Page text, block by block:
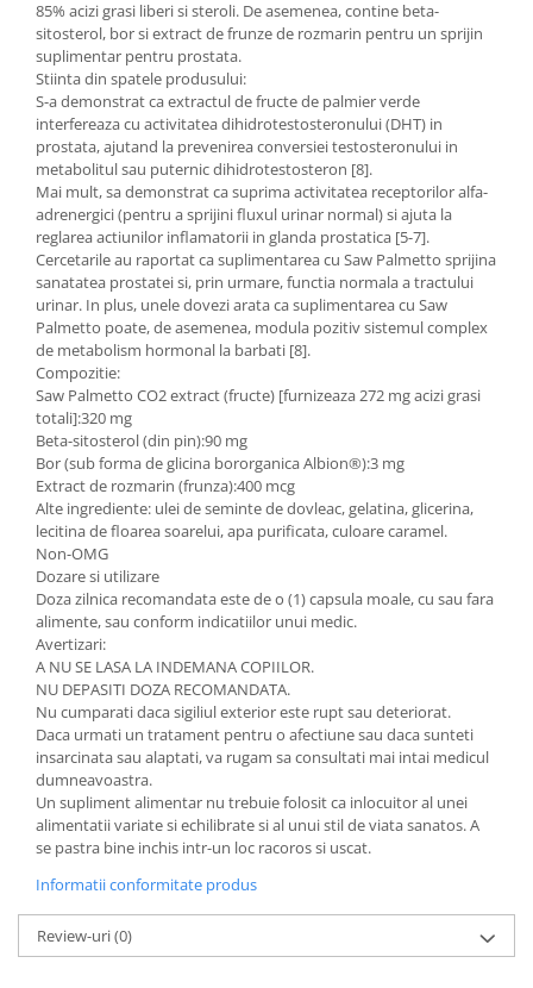
85% acizi grasi liberi si steroli. De asemenea, contine beta-
sitosterol, bor si extract de frunze de rozmarin pentru un sprijin
suplimentar pentru prostata.
Stiinta din spatele produsului:
S-a demonstrat ca extractul de fructe de palmier verde
interfereaza cu activitatea dihidrotestosteronului (DHT) in
prostata, ajutand la prevenirea conversiei testosteronului in
metabolitul sau puternic dihidrotestosteron [8].
Mai mult, sa demonstrat ca suprima activitatea receptorilor alfa-
adrenergici (pentru a sprijini fluxul urinar normal) si ajuta la
reglarea actiunilor inflamatorii in glanda prostatica [5-7].
Cercetarile au raportat ca suplimentarea cu Saw Palmetto sprijina
sanatatea prostatei si, prin urmare, functia normala a tractului
urinar. In plus, unele dovezi arata ca suplimentarea cu Saw
Palmetto poate, de asemenea, modula pozitiv sistemul complex
de metabolism hormonal la barbati [8].
Compozitie:
Saw Palmetto CO2 extract (fructe) [furnizeaza 272 mg acizi grasi
totali]:320 mg
Beta-sitosterol (din pin):90 mg
Bor (sub forma de glicina bororganica Albion®):3 mg
Extract de rozmarin (frunza):400 mcg
Alte ingrediente: ulei de seminte de dovleac, gelatina, glicerina,
lecitina de floarea soarelui, apa purificata, culoare caramel.
Non-OMG
Dozare si utilizare
Doza zilnica recomandata este de o (1) capsula moale, cu sau fara
alimente, sau conform indicatiilor unui medic.
Avertizari:
A NU SE LASA LA INDEMANA COPIILOR.
NU DEPASITI DOZA RECOMANDATA.
Nu cumparati daca sigiliul exterior este rupt sau deteriorat.
Daca urmati un tratament pentru o afectiune sau daca sunteti
insarcinata sau alaptati, va rugam sa consultati mai intai medicul
dumneavoastra.
Un supliment alimentar nu trebuie folosit ca inlocuitor al unei
alimentatii variate si echilibrate si al unui stil de viata sanatos. A
se pastra bine inchis intr-un loc racoros si uscat.
Informatii conformitate produs
Review-uri(0)